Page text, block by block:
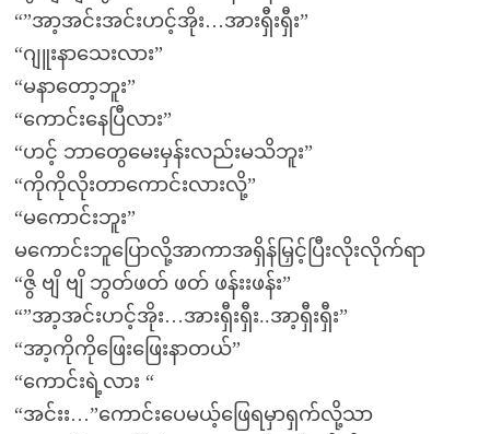
“”အာ့အင်းအင်းဟင့်အိုး…အားရှီးရှီး”
“ဂျူးနာသေးလား”
“မနာတော့ဘူး”
“ကောင်းနေပြီလား”
“ဟင့် ဘာတွေမေးမှန်းလည်းမသိဘူး”
“ကိုကိုလိုးတာကောင်းလားလို့”
“မကောင်းဘူး”
မကောင်းဘူပြောလို့အာကာအရှိန်မြှင့်ပြီးလိုးလိုက်ရာ
“ဇွိ ဗျိ ဗျိ ဘွတ်ဖတ် ဖတ် ဖန်းးဖန်း”
“”အာ့အင်းဟင့်အိုး…အားရှီးရှီး..အာ့ရှီးရှီး”
“အာ့ကိုကိုဖြေးဖြေးနာတယ်”
“ကောင်းရဲ့လား “
“အင်းး…”ကောင်းပေမယ့်ဖြေရမှာရှက်လို့သာ